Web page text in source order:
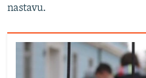
nastavu.